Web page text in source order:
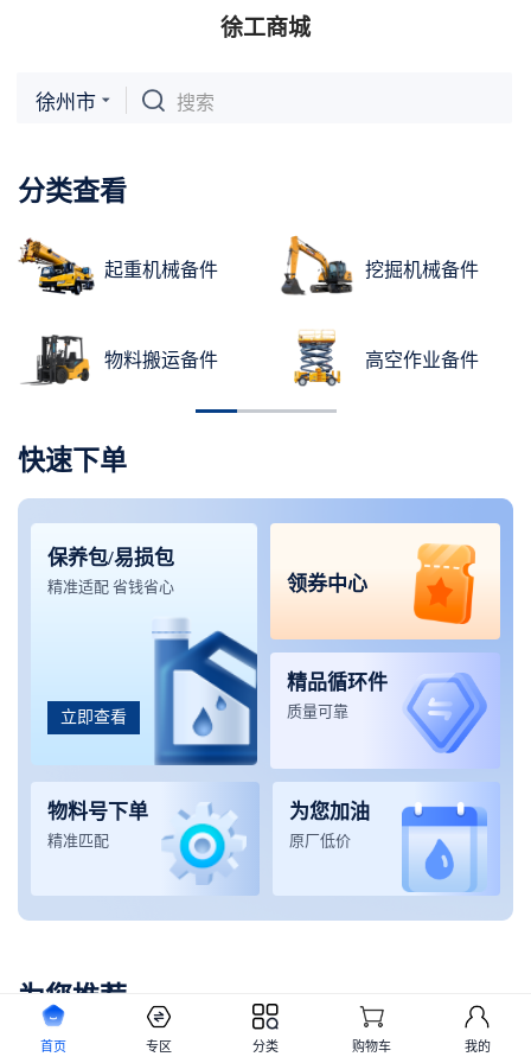
徐工商城
徐州市 搜索
分类查看
起重机械备件
物料搬运备件
挖掘机械备件
高空作业备件
快速下单
保养包/易损包
精准适配 省钱省心
立即查看
领券中心
精品循环件
质量可靠
物料号下单
精准匹配
为您加油
原厂低价
为您推荐
首页 专区 分类 购物车 我的